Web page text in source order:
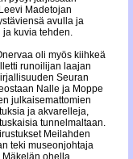
Madetojan
avulla ja
kuvia tehden.
oli myös kiihkeä
runoilijan laajan
Seuran
Nalle ja Moppe
julkaisemattomien
ja akvarelleja,
tunnelmaltaan.
Meilahden
teki museonjohtaja
Mäkelän ohella